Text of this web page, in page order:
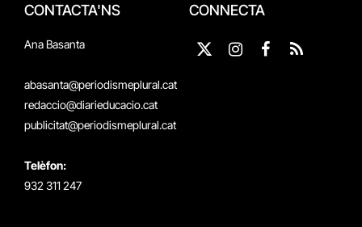
CONTACTA'NS
Ana Basanta
abasanta@periodismeplural.cat
redaccio@diarieducacio.cat
publicitat@periodismeplural.cat
Telèfon:
932 311 247
CONNECTA
X
Instagram
Facebook
RSS